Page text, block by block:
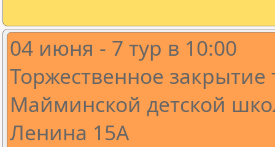
04 июня - 7 тур в 10:00
Торжественное закрытие
Майминской детской
Ленина 15А